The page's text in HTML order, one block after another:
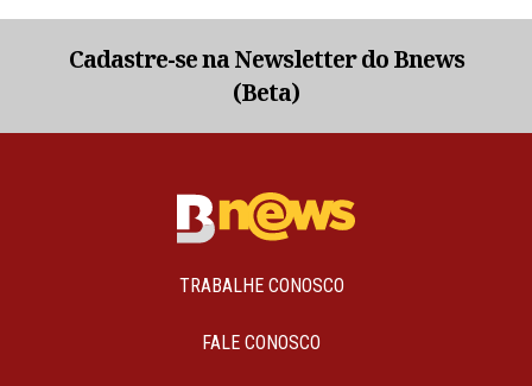
Cadastre-se na Newsletter do Bnews
(Beta)
TRABALHE CONOSCO
FALE CONOSCO